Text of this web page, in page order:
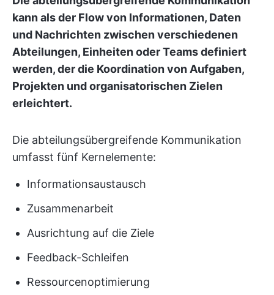
kann als der Flow von Informationen, Daten
und Nachrichten zwischen verschiedenen
Abteilungen, Einheiten oder Teams definiert
werden, der die Koordination von Aufgaben,
Projekten und organisatorischen Zielen
erleichtert.
Die abteilungsübergreifende Kommunikation
umfasst fünf Kernelemente:
Informationsaustausch
Zusammenarbeit
Ausrichtung auf die Ziele
Feedback-Schleifen
Ressourcenoptimierung